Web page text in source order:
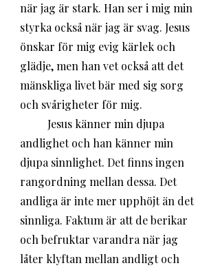
när jag är stark. Han ser i mig min
styrka också när jag är svag. Jesus
önskar för mig evig kärlek och
glädje, men han vet också att det
mänskliga livet bär med sig sorg
och svårigheter för mig.
andlighet och han känner min
djupa sinnlighet. Det finns ingen
rangordning mellan dessa. Det
andliga är inte mer upphöjt än det
sinnliga. Faktum är att de berikar
och befruktar varandra när jag
låter klyftan mellan andligt och